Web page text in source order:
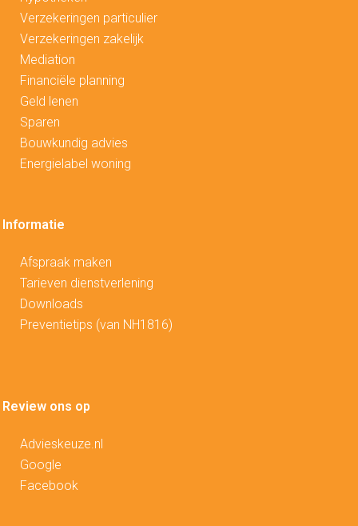
Verzekeringen particulier
Verzekeringen zakelijk
Mediation
Financiële planning
Geld lenen
Sparen
Bouwkundig advies
Energielabel woning
Informatie
Afspraak maken
Tarieven dienstverlening
Downloads
Preventietips (van NH1816)
Review ons op
Advieskeuze.nl
Google
Facebook